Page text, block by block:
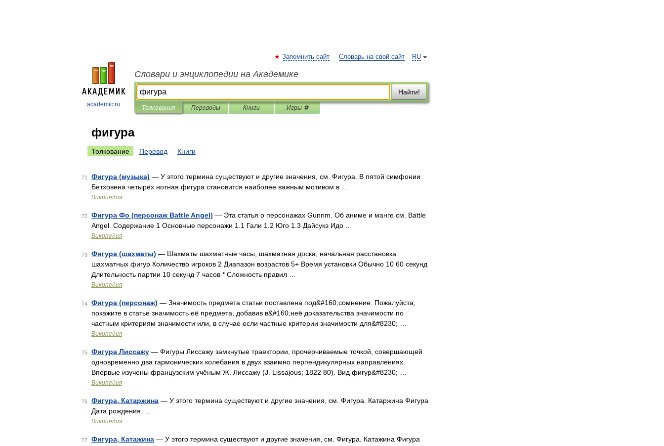
academic.ru
RU
Запомнить сайт Словарь на свой сайт
Словари и энциклопедии на Академике
Найти!
Толкования Переводы Книги Игры ⚽
фигура
Толкование Перевод Книги
71 Фигура (музыка) — У этого термина существуют и другие значения, см. Фигура. В пятой симфонии
Бетховена четырёх нотная фигура становится наиболее важным мотивом в …
Википедия
72 Фигура Фо (персонаж Battle Angel) — Эта статья о персонажах Gunnm. Об аниме и манге см. Battle
Angel. Содержание 1 Основные персонажи 1.1 Гали 1.2 Юго 1.3 Дайсукэ Идо …
Википедия
73 Фигура (шахматы) — Шахматы шахматные часы, шахматная доска, начальная расстановка
шахматных фигур Количество игроков 2 Диапазон возрастов 5+ Время установки Обычно 10 60 секунд
Длительность партии 10 секунд 7 часов * Сложность правил …
Википедия
74 Фигура (персонаж) — Значимость предмета статьи поставлена под&#160;сомнение. Пожалуйста,
покажите в статье значимость её предмета, добавив в&#160;неё доказательства значимости по
частным критериям значимости или, в случае если частные критерии значимости для&#8230; …
Википедия
75 Фигура Лиссажу — Фигуры Лиссажу замкнутые траектории, прочерчиваемые точкой, совершающей
одновременно два гармонических колебания в двух взаимно перпендикулярных направлениях.
Впервые изучены французским учёным Ж. Лиссажу (J. Lissajous; 1822 80). Вид фигур&#8230; …
Википедия
76 Фигура, Катаржина — У этого термина существуют и другие значения, см. Фигура. Катаржина Фигура
Дата рождения …
Википедия
77 Фигура, Катажина — У этого термина существуют и другие значения, см. Фигура. Катажина Фигура